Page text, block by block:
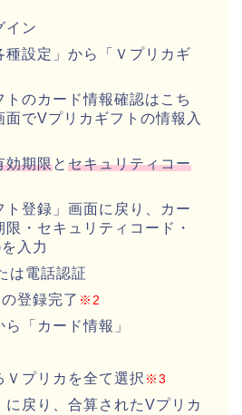
イン
種設定」から「Ｖプリカギ
トのカード情報確認はこち
面でVプリカギフトの情報入
効期限と セキュリティコー
ト登録」画面に戻り、カー
限・セキュリティコード・
入力
は電話認証
登録完了 ※2
ら「カード情報」
Ｖプリカ を全て選択 ※3
に戻り、合算されたVプリカ